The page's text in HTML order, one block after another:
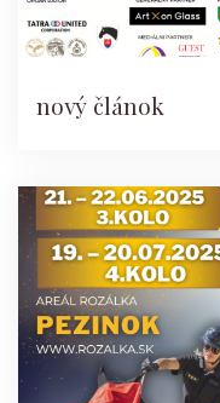
nový článok